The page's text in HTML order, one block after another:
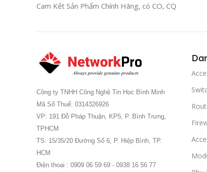
Cam Kết Sản Phẩm Chính Hãng, có CO, CQ
Công ty TNHH Công Nghệ Tin Học Bình Minh
Mã Số Thuế: 0314326926
VP: 191 Đỗ Pháp Thuận, KP5, P. Bình Trưng,
TPHCM
TS: 15/35/20 Đường Số 6, P. Hiệp Bình, TP.
HCM
Điện thoại : 0909 06 59 69 - 0938 16 56 77